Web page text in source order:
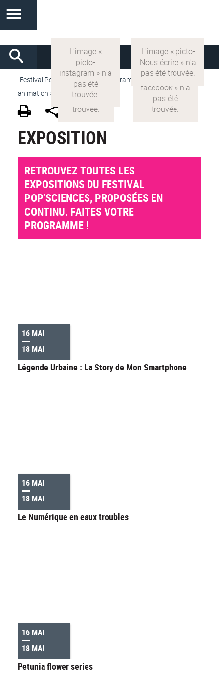
Festival Pop'Sciences >VF
> Programme 2025 > Par
animation >
Exposition
EXPOSITION
RETROUVEZ TOUTES LES
EXPOSITIONS DU FESTIVAL
POP'SCIENCES, PROPOSÉES EN
CONTINU. FAITES VOTRE
PROGRAMME !
16 MAI
18 MAI
Légende Urbaine : La Story de Mon Smartphone
16 MAI
18 MAI
Le Numérique en eaux troubles
16 MAI
18 MAI
Petunia flower series